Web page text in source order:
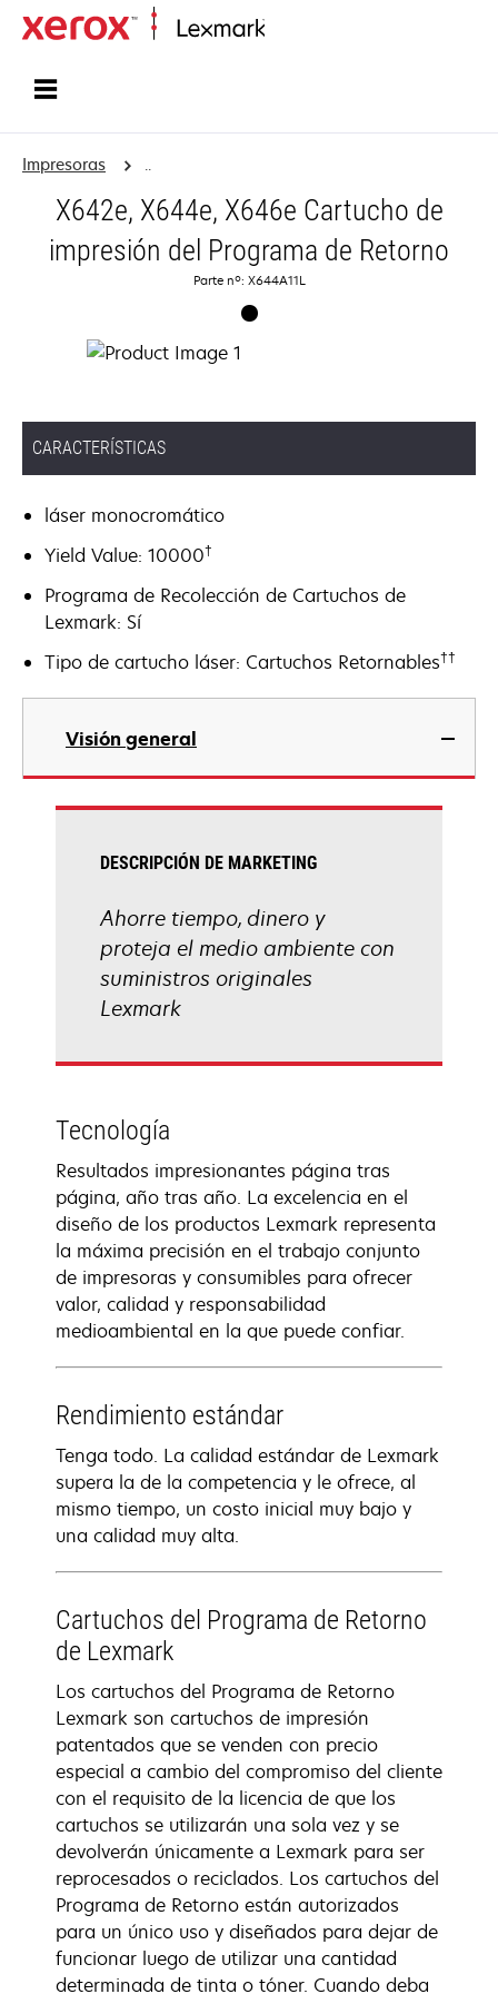
Impresoras ..
X642e, X644e, X646e Cartucho de
impresión del Programa de Retorno
Parte nº: X644A11L
CARACTERÍSTICAS
láser monocromático
Yield Value: 10000†
Programa de Recolección de Cartuchos de
Lexmark: Sí
Tipo de cartucho láser: Cartuchos Retornables††
Visión general
DESCRIPCIÓN DE MARKETING
Ahorre tiempo, dinero y
proteja el medio ambiente con
suministros originales
Lexmark
Tecnología
Resultados impresionantes página tras
página, año tras año. La excelencia en el
diseño de los productos Lexmark representa
la máxima precisión en el trabajo conjunto
de impresoras y consumibles para ofrecer
valor, calidad y responsabilidad
medioambiental en la que puede confiar.
Rendimiento estándar
Tenga todo. La calidad estándar de Lexmark
supera la de la competencia y le ofrece, al
mismo tiempo, un costo inicial muy bajo y
una calidad muy alta.
Cartuchos del Programa de Retorno
de Lexmark
Los cartuchos del Programa de Retorno
Lexmark son cartuchos de impresión
patentados que se venden con precio
especial a cambio del compromiso del cliente
con el requisito de la licencia de que los
cartuchos se utilizarán una sola vez y se
devolverán únicamente a Lexmark para ser
reprocesados o reciclados. Los cartuchos del
Programa de Retorno están autorizados
para un único uso y diseñados para dejar de
funcionar luego de utilizar una cantidad
determinada de tinta o tóner. Cuando deba